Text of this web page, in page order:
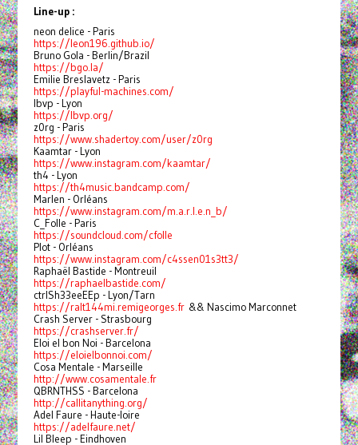
Line-up :
neon delice - Paris
https://leon196.github.io/
Bruno Gola - Berlin/Brazil
https://bgo.la/
Emilie Breslavetz - Paris
https://playful-machines.com/
lbvp - Lyon
https://lbvp.org/
z0rg - Paris
https://www.shadertoy.com/user/z0rg
Kaamtar - Lyon
https://www.instagram.com/kaamtar/
th4 - Lyon
https://th4music.bandcamp.com/
Marlen - Orléans
https://www.instagram.com/m.a.r.l.e.n_b/
C_Folle - Paris
https://soundcloud.com/cfolle
Plot - Orléans
https://www.instagram.com/c4ssen01s3tt3/
Raphaël Bastide - Montreuil
https://raphaelbastide.com/
ctrlSh33eeEEp - Lyon/Tarn
https://ralt144mi.remigeorges.fr&& Nascimo Marconnet
Crash Server - Strasbourg
https://crashserver.fr/
Eloi el bon Noi - Barcelona
https://eloielbonnoi.com/
Cosa Mentale - Marseille
http://www.cosamentale.fr
QBRNTHSS - Barcelona
http://callitanything.org/
Adel Faure - Haute-loire
https://adelfaure.net/
Lil Bleep - Eindhoven